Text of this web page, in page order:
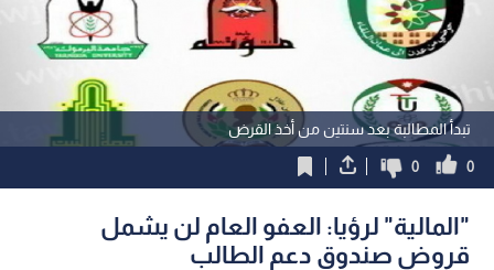
تبدأ المطالبة بعد سنتين من أخذ القرض
0
0
"المالية" لرؤيا: العفو العام لن يشمل
قروض صندوق دعم الطالب